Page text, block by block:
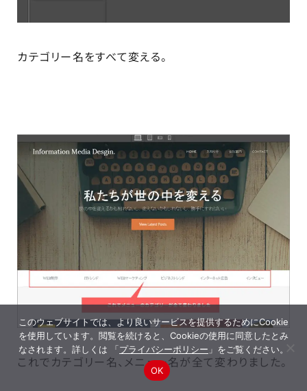
カテゴリー名をすべて変える。
これでカテゴリー名、メニュー名が全て変わりました。
このウェブサイトでは、より良いサービスを提供するためにCookie
を使用しています。閲覧を続けると、Cookieの使用に同意したとみ
なされます。詳しくは 「プライバシーポリシー 」をご覧ください。
OK